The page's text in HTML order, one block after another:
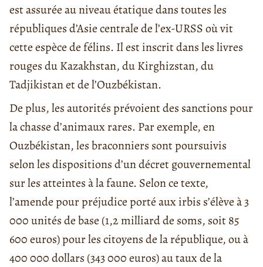
est assurée au niveau étatique dans toutes les
républiques d’Asie centrale de l’ex-URSS où vit
cette espèce de félins. Il est inscrit dans les livres
rouges du Kazakhstan, du Kirghizstan, du
Tadjikistan et de l’Ouzbékistan.
De plus, les autorités prévoient des sanctions pour
la chasse d’animaux rares. Par exemple, en
Ouzbékistan, les braconniers sont poursuivis
selon les dispositions d’un décret gouvernemental
sur les atteintes à la faune. Selon ce texte,
l’amende pour préjudice porté aux irbis s’élève à 3
000 unités de base (1,2 milliard de soms, soit 85
600 euros) pour les citoyens de la république, ou à
400 000 dollars (343 000 euros) au taux de la